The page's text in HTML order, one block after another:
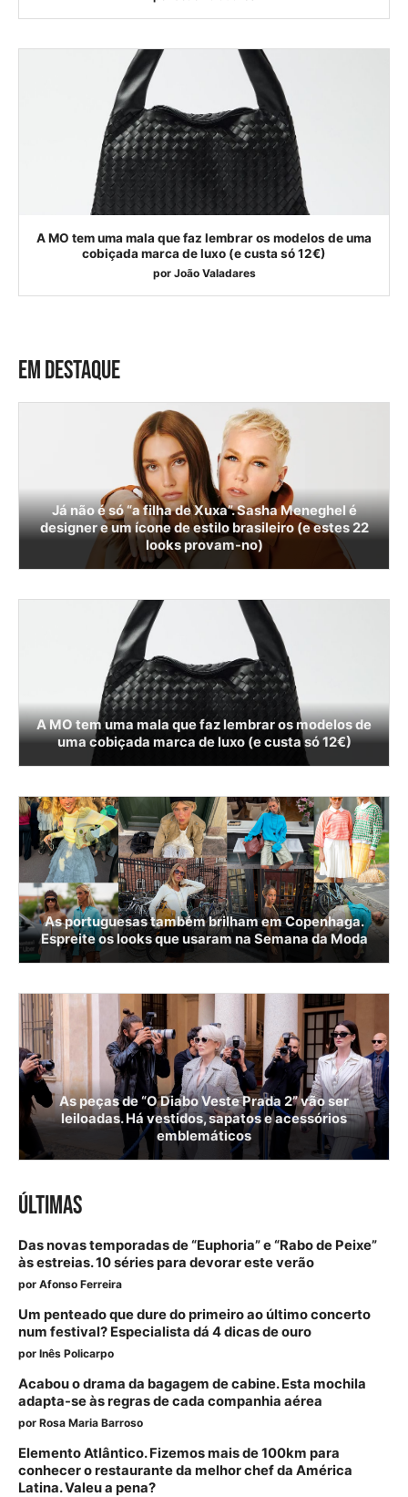
A MO tem uma mala que faz lembrar os modelos de uma
cobiçada marca de luxo (e custa só 12€)
por João Valadares
EM DESTAQUE
Já não é só “a filha de Xuxa”. Sasha Meneghel é
designer e um ícone de estilo brasileiro (e estes 22
looks provam-no)
A MO tem uma mala que faz lembrar os modelos de
uma cobiçada marca de luxo (e custa só 12€)
As portuguesas também brilham em Copenhaga.
Espreite os looks que usaram na Semana da Moda
As peças de “O Diabo Veste Prada 2” vão ser
leiloadas. Há vestidos, sapatos e acessórios
emblemáticos
ÚLTIMAS
Das novas temporadas de “Euphoria” e “Rabo de Peixe”
às estreias. 10 séries para devorar este verão
por Afonso Ferreira
Um penteado que dure do primeiro ao último concerto
num festival? Especialista dá 4 dicas de ouro
por Inês Policarpo
Acabou o drama da bagagem de cabine. Esta mochila
adapta-se às regras de cada companhia aérea
por Rosa Maria Barroso
Elemento Atlântico. Fizemos mais de 100km para
conhecer o restaurante da melhor chef da América
Latina. Valeu a pena?